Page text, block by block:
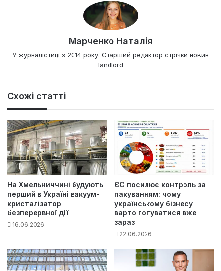
Марченко Наталія
У журналістиці з 2014 року. Старший редактор стрічки новин
landlord
Схожі статті
На Хмельниччині будують
перший в Україні вакуум-
кристалізатор
безперервної дії
16.06.2026
ЄС посилює контроль за
пакуванням: чому
українському бізнесу
варто готуватися вже
зараз
22.06.2026